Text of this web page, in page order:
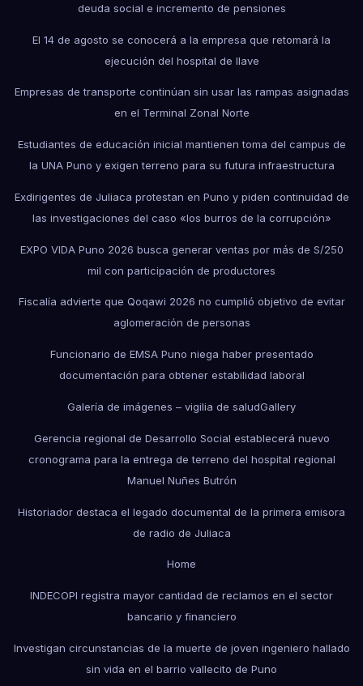
deuda social e incremento de pensiones
El 14 de agosto se conocerá a la empresa que retomará la
ejecución del hospital de Ilave
Empresas de transporte continúan sin usar las rampas asignadas
en el Terminal Zonal Norte
Estudiantes de educación inicial mantienen toma del campus de
la UNA Puno y exigen terreno para su futura infraestructura
Exdirigentes de Juliaca protestan en Puno y piden continuidad de
las investigaciones del caso «los burros de la corrupción»
EXPO VIDA Puno 2026 busca generar ventas por más de S/250
mil con participación de productores
Fiscalía advierte que Qoqawi 2026 no cumplió objetivo de evitar
aglomeración de personas
Funcionario de EMSA Puno niega haber presentado
documentación para obtener estabilidad laboral
Galería de imágenes – vigilia de saludGallery
Gerencia regional de Desarrollo Social establecerá nuevo
cronograma para la entrega de terreno del hospital regional
Manuel Nuñes Butrón
Historiador destaca el legado documental de la primera emisora
de radio de Juliaca
Home
INDECOPI registra mayor cantidad de reclamos en el sector
bancario y financiero
Investigan circunstancias de la muerte de joven ingeniero hallado
sin vida en el barrio vallecito de Puno